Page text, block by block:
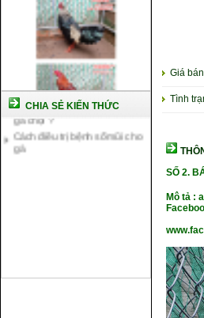
CHIA SẺ KIẾN THỨC
Cách nuôi gà chế độ đá c1
Cách nuôi gà đông tảo thuần
chủng
Kỹ thuật nuôi gà con mới nở
Hướng dẫn nuôi gà đá
Tại sao bạn cần biết cách nuôi
gà chọi ?
gà
Giá
Tình
SỐ 2.
Mô tả :